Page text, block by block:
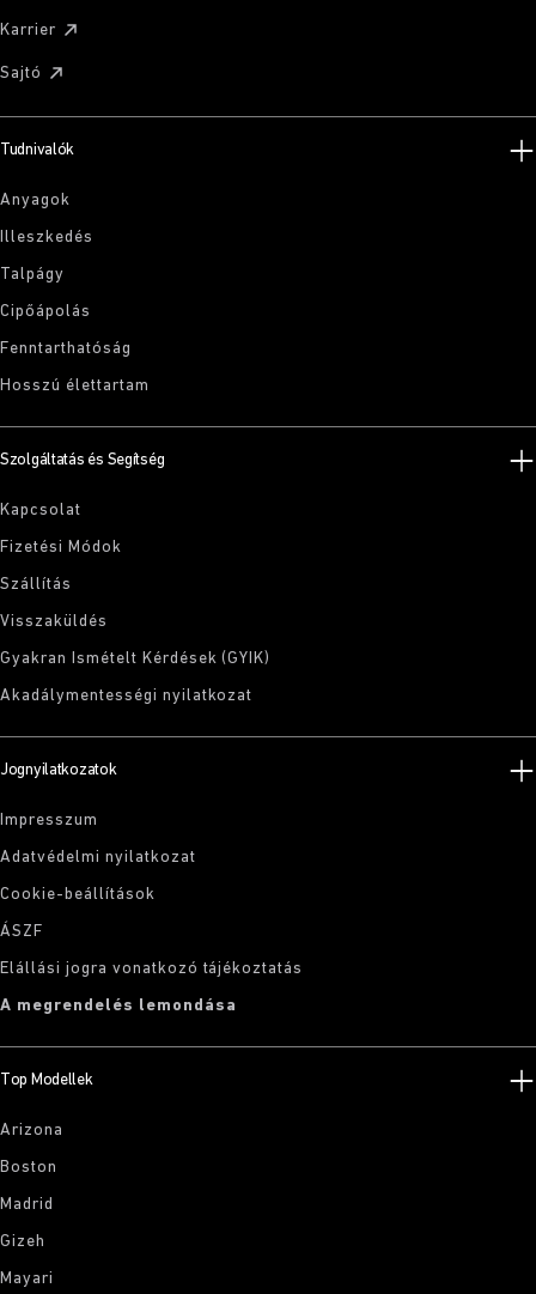
Karrier
Sajtó
Tudnivalók
Anyagok
Illeszkedés
Talpágy
Cipőápolás
Fenntarthatóság
Hosszú élettartam
Szolgáltatás és Segítség
Kapcsolat
Fizetési Módok
Szállítás
Visszaküldés
Gyakran Ismételt Kérdések (GYIK)
Akadálymentességi nyilatkozat
Jognyilatkozatok
Impresszum
Adatvédelmi nyilatkozat
Cookie-beállítások
ÁSZF
Elállási jogra vonatkozó tájékoztatás
A megrendelés lemondása
Top Modellek
Arizona
Boston
Madrid
Gizeh
Mayari